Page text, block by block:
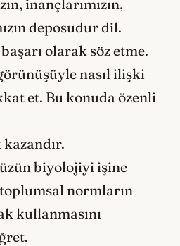
inançlarımızın,
deposudur dil.
olarak söz etme.
nasıl ilişki
et. Bu konuda özenli
biyolojiyi işine
normların
kullanmasını